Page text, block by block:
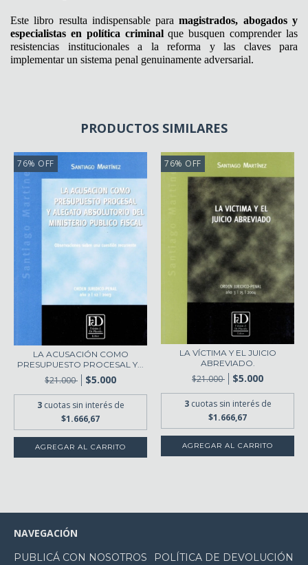
Este libro resulta indispensable paramagistrados, abogados y
especialistas en política criminalque busquen comprender las
resistencias institucionales a la reforma y las claves para
implementar un sistema penal genuinamente adversarial.
PRODUCTOS SIMILARES
76% OFF
LA ACUSACIÓN COMO
PRESUPUESTO PROCESAL Y...
$21.000 $5.000
3 cuotas sin interés de
$1.666,67
76% OFF
LA VÍCTIMA Y EL JUICIO
ABREVIADO.
$21.000 $5.000
3 cuotas sin interés de
$1.666,67
NAVEGACIÓN
PUBLICÁ CON NOSOTROS POLÍTICA DE DEVOLUCIÓN